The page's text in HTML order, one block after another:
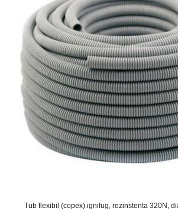
Tub flexibil (copex) ignifug, rezinstenta 320N,